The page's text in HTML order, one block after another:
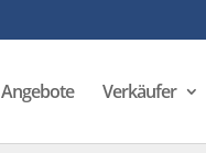
Angebote Verkäufer